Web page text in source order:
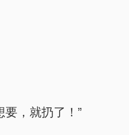
，就扔了！”